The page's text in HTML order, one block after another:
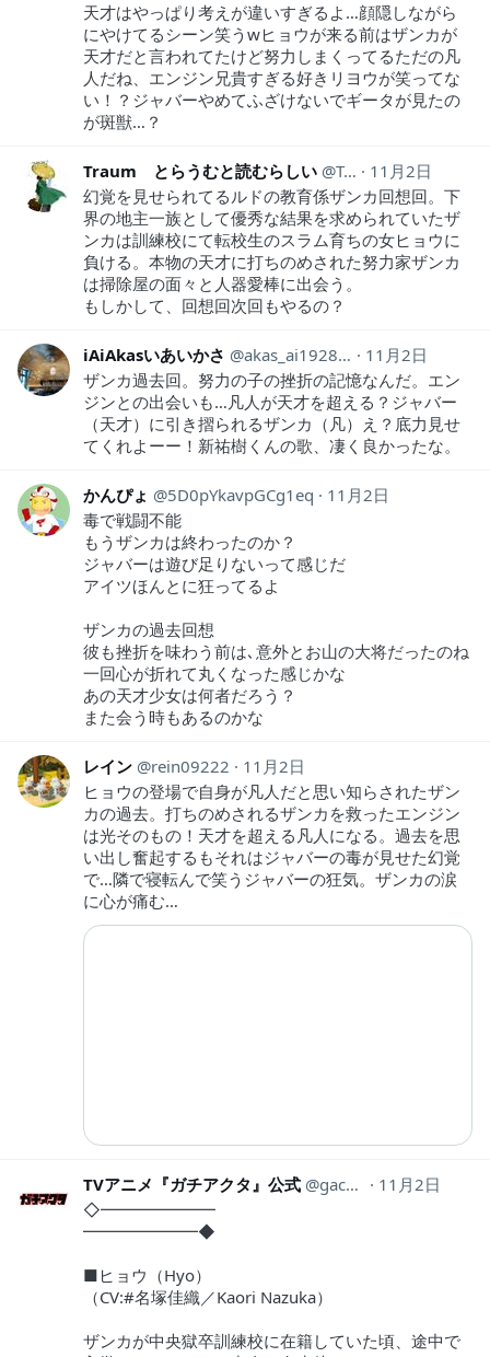
天才はやっぱり考えが違いすぎるよ…顔隠しながら
にやけてるシーン笑うwヒョウが来る前はザンカが
天才だと言われてたけど努力しまくってるただの凡
人だね、エンジン兄貴すぎる好きリヨウが笑ってな
い！？ジャバーやめてふざけないでギータが見たの
が斑獣…？
Traum とらうむと読むらしい Traum1
11月2日
幻覚を見せられてるルドの教育係ザンカ回想回。下
界の地主一族として優秀な結果を求められていたザ
ンカは訓練校にて転校生のスラム育ちの女ヒョウに
負ける。本物の天才に打ちのめされた努力家ザンカ
は掃除屋の面々と人器愛棒に出会う。
もしかして、回想回次回もやるの？
iAiAkasいあいかさ akas_ai19281118
11月2日
ザンカ過去回。努力の子の挫折の記憶なんだ。エン
ジンとの出会いも…凡人が天才を超える？ジャバー
（天才）に引き摺られるザンカ（凡）え？底力見せ
てくれよーー！新祐樹くんの歌、凄く良かったな。
かんぴょ 5D0pYkavpGCg1eq
11月2日
毒で戦闘不能
もうザンカは終わったのか？
ジャバーは遊び足りないって感じだ
アイツほんとに狂ってるよ
ザンカの過去回想
彼も挫折を味わう前は､意外とお山の大将だったのね
一回心が折れて丸くなった感じかな
あの天才少女は何者だろう？
また会う時もあるのかな
レイン rein09222
11月2日
ヒョウの登場で自身が凡人だと思い知らされたザン
カの過去。打ちのめされるザンカを救ったエンジン
は光そのもの！天才を超える凡人になる。過去を思
い出し奮起するもそれはジャバーの毒が見せた幻覚
で…隣で寝転んで笑うジャバーの狂気。ザンカの涙
に心が痛む…
TVアニメ『ガチアクタ』公式 gachiakuta_PR
11月2日
◇━━━━━━━
━━━━━━━◆
■ヒョウ（Hyo）
（CV:#名塚佳織／Kaori Nazuka）
ザンカが中央獄卒訓練校に在籍していた頃、途中で